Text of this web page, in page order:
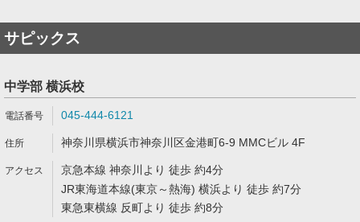
サピックス
中学部 横浜校
045-444-6121
神奈川県横浜市神奈川区金港町6-9 MMCビル 4F
京急本線 神奈川より 徒歩 約4分
JR東海道本線(東京～熱海) 横浜より 徒歩 約7分
東急東横線 反町より 徒歩 約8分